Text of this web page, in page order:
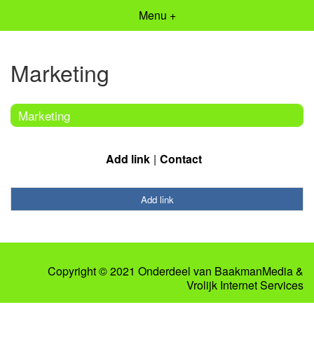
Menu +
Marketing
Marketing
Add link Contact
Add link
Copyright © 2021 Onderdeel van BaakmanMedia&
Vrolijk Internet Services